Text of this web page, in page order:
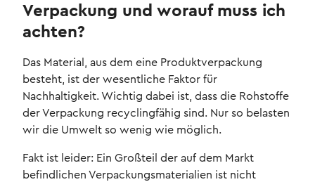
Verpackung und worauf muss ich
achten?
Das Material, aus dem eine Produktverpackung
besteht, ist der wesentliche Faktor für
Nachhaltigkeit. Wichtig dabei ist, dass die Rohstoffe
der Verpackung recyclingfähig sind. Nur so belasten
wir die Umwelt so wenig wie möglich.
Fakt ist leider: Ein Großteil der auf dem Markt
befindlichen Verpackungsmaterialien ist nicht